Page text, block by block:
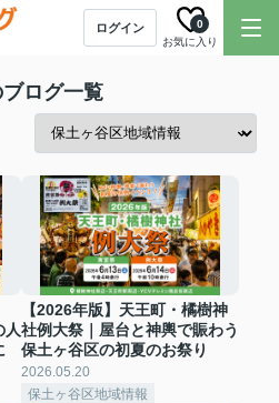
ログイン
お気に入り
0
ログ一覧
人
【2026年版】天王町・橘樹神
社例大祭｜屋台と神輿で賑わう
保土ヶ谷区の初夏のお祭り
2026.05.20
保土ヶ谷区地域情報